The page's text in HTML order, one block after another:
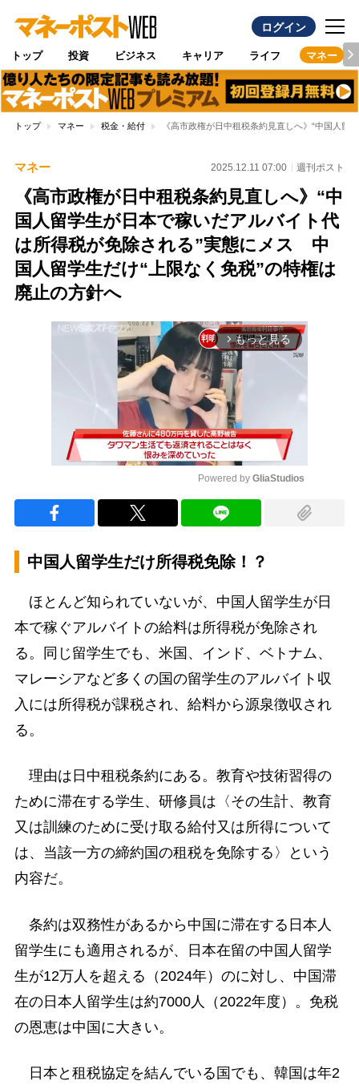
ログイン
トップ 投資 ビジネス キャリア ライフ マネー
トップ マネー 税金・給付 《高市政権が日中租税条約見直しへ》“中国人
マネー 2025.12.11 07:00 週刊ポスト
《高市政権が日中租税条約見直しへ》“中
国人留学生が日本で稼いだアルバイト代
は所得税が免除される”実態にメス 中
国人留学生だけ“上限なく免税”の特権は
廃止の方針へ
arrow_forward_ios もっと見る
Powered by GliaStudios
中国人留学生だけ所得税免除！？
ほとんど知られていないが、中国人留学生が日
本で稼ぐアルバイトの給料は所得税が免除され
る。同じ留学生でも、米国、インド、ベトナム、
マレーシアなど多くの国の留学生のアルバイト収
入には所得税が課税され、給料から源泉徴収され
る。
理由は日中租税条約にある。教育や技術習得の
ために滞在する学生、研修員は〈その生計、教育
又は訓練のために受け取る給付又は所得について
は、当該一方の締約国の租税を免除する〉という
内容だ。
条約は双務性があるから中国に滞在する日本人
留学生にも適用されるが、日本在留の中国人留学
生が12万人を超える（2024年）のに対し、中国滞
在の日本人留学生は約7000人（2022年度）。免税
の恩恵は中国に大きい。
日本と租税協定を結んでいる国でも、韓国は年2